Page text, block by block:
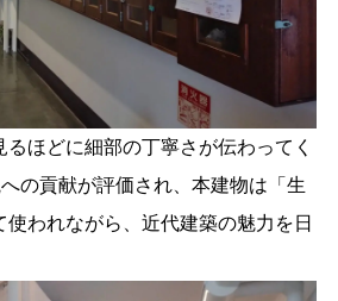
ほどに細部の丁寧さが伝わってく
の貢献が評価され、本建物は「生
われながら、近代建築の魅力を日